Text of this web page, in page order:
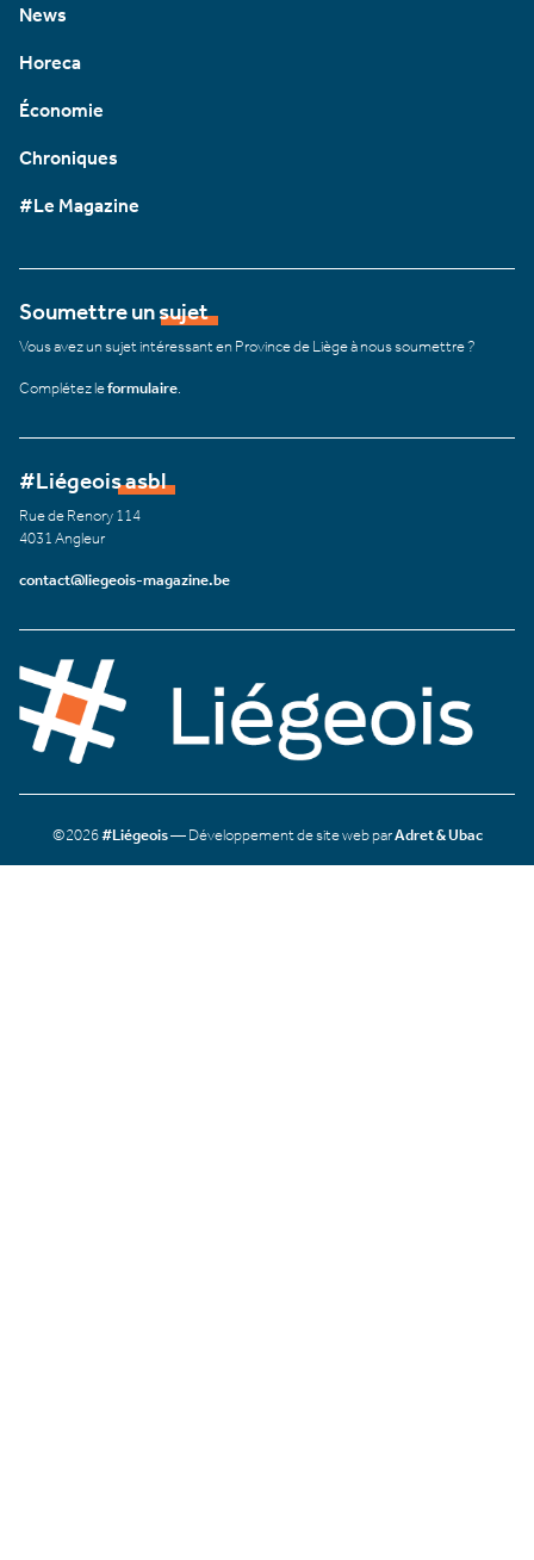
News
Horeca
Économie
Chroniques
#Le Magazine
Soumettre un sujet
Vous avez un sujet intéressant en Province de Liège à nous soumettre ?
Complétez leformulaire
#Liégeois asbl
Rue de Renory 114
4031 Angleur
contact@liegeois-magazine.be
©2026#Liégeois— Développement de site web parAdret & Ubac